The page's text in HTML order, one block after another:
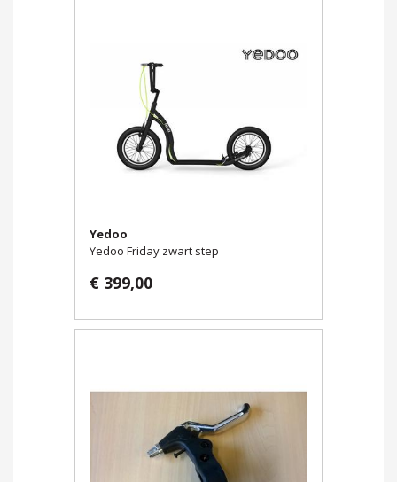
Yedoo
Yedoo Friday zwart step
€ 399,00